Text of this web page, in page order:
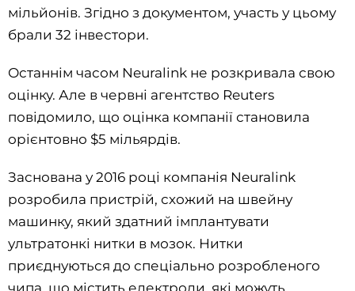
мільйонів. Згідно з документом, участь у цьому
брали 32 інвестори.
Останнім часом Neuralink не розкривала свою
оцінку. Але в червні агентство Reuters
повідомило, що оцінка компанії становила
орієнтовно $5 мільярдів.
Заснована у 2016 році компанія Neuralink
розробила пристрій, схожий на швейну
машинку, який здатний імплантувати
ультратонкі нитки в мозок. Нитки
приєднуються до спеціально розробленого